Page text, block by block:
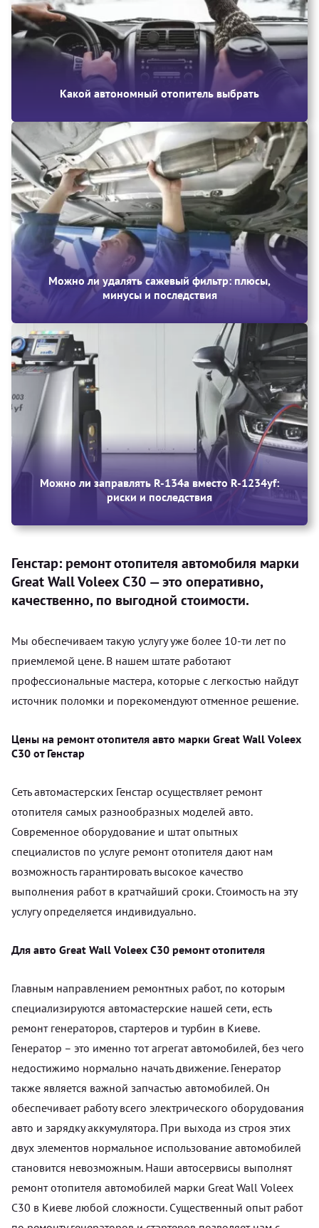
Какой автономный отопитель выбрать
Можно ли удалять сажевый фильтр: плюсы,
минусы и последствия
Можно ли заправлять R-134a вместо R-1234yf:
риски и последствия
Генстар: ремонт отопителя автомобиля марки
Great Wall Voleex C30 — это оперативно,
качественно, по выгодной стоимости.
Мы обеспечиваем такую услугу уже более 10-ти лет по
приемлемой цене. В нашем штате работают
профессиональные мастера, которые с легкостью найдут
источник поломки и порекомендуют отменное решение.
Цены на ремонт отопителя авто марки Great Wall Voleex
C30 от Генстар
Сеть автомастерских Генстар осуществляет ремонт
отопителя самых разнообразных моделей авто.
Современное оборудование и штат опытных
специалистов по услуге ремонт отопителя дают нам
возможность гарантировать высокое качество
выполнения работ в кратчайший сроки. Стоимость на эту
услугу определяется индивидуально.
Для авто Great Wall Voleex C30 ремонт отопителя
Главным направлением ремонтных работ, по которым
специализируются автомастерские нашей сети, есть
ремонт генераторов, стартеров и турбин в Киеве.
Генератор – это именно тот агрегат автомобилей, без чего
недостижимо нормально начать движение. Генератор
также является важной запчастью автомобилей. Он
обеспечивает работу всего электрического оборудования
авто и зарядку аккумулятора. При выхода из строя этих
двух элементов нормальное использование автомобилей
становится невозможным. Наши автосервисы выполнят
ремонт отопителя автомобилей марки Great Wall Voleex
C30 в Киеве любой сложности. Существенный опыт работ